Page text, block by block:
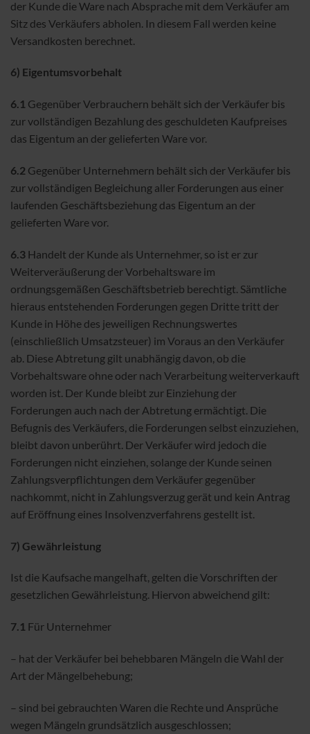
der Kunde die Ware nach Absprache mit dem Verkäufer am
Sitz des Verkäufers abholen. In diesem Fall werden keine
Versandkosten berechnet.
6) Eigentumsvorbehalt
6.1 Gegenüber Verbrauchern behält sich der Verkäufer bis
zur vollständigen Bezahlung des geschuldeten Kaufpreises
das Eigentum an der gelieferten Ware vor.
6.2 Gegenüber Unternehmern behält sich der Verkäufer bis
zur vollständigen Begleichung aller Forderungen aus einer
laufenden Geschäftsbeziehung das Eigentum an der
gelieferten Ware vor.
6.3 Handelt der Kunde als Unternehmer, so ist er zur
Weiterveräußerung der Vorbehaltsware im
ordnungsgemäßen Geschäftsbetrieb berechtigt. Sämtliche
hieraus entstehenden Forderungen gegen Dritte tritt der
Kunde in Höhe des jeweiligen Rechnungswertes
(einschließlich Umsatzsteuer) im Voraus an den Verkäufer
ab. Diese Abtretung gilt unabhängig davon, ob die
Vorbehaltsware ohne oder nach Verarbeitung weiterverkauft
worden ist. Der Kunde bleibt zur Einziehung der
Forderungen auch nach der Abtretung ermächtigt. Die
Befugnis des Verkäufers, die Forderungen selbst einzuziehen,
bleibt davon unberührt. Der Verkäufer wird jedoch die
Forderungen nicht einziehen, solange der Kunde seinen
Zahlungsverpflichtungen dem Verkäufer gegenüber
nachkommt, nicht in Zahlungsverzug gerät und kein Antrag
auf Eröffnung eines Insolvenzverfahrens gestellt ist.
7) Gewährleistung
Ist die Kaufsache mangelhaft, gelten die Vorschriften der
gesetzlichen Gewährleistung. Hiervon abweichend gilt:
7.1 Für Unternehmer
– hat der Verkäufer bei behebbaren Mängeln die Wahl der
Art der Mängelbehebung;
– sind bei gebrauchten Waren die Rechte und Ansprüche
wegen Mängeln grundsätzlich ausgeschlossen;